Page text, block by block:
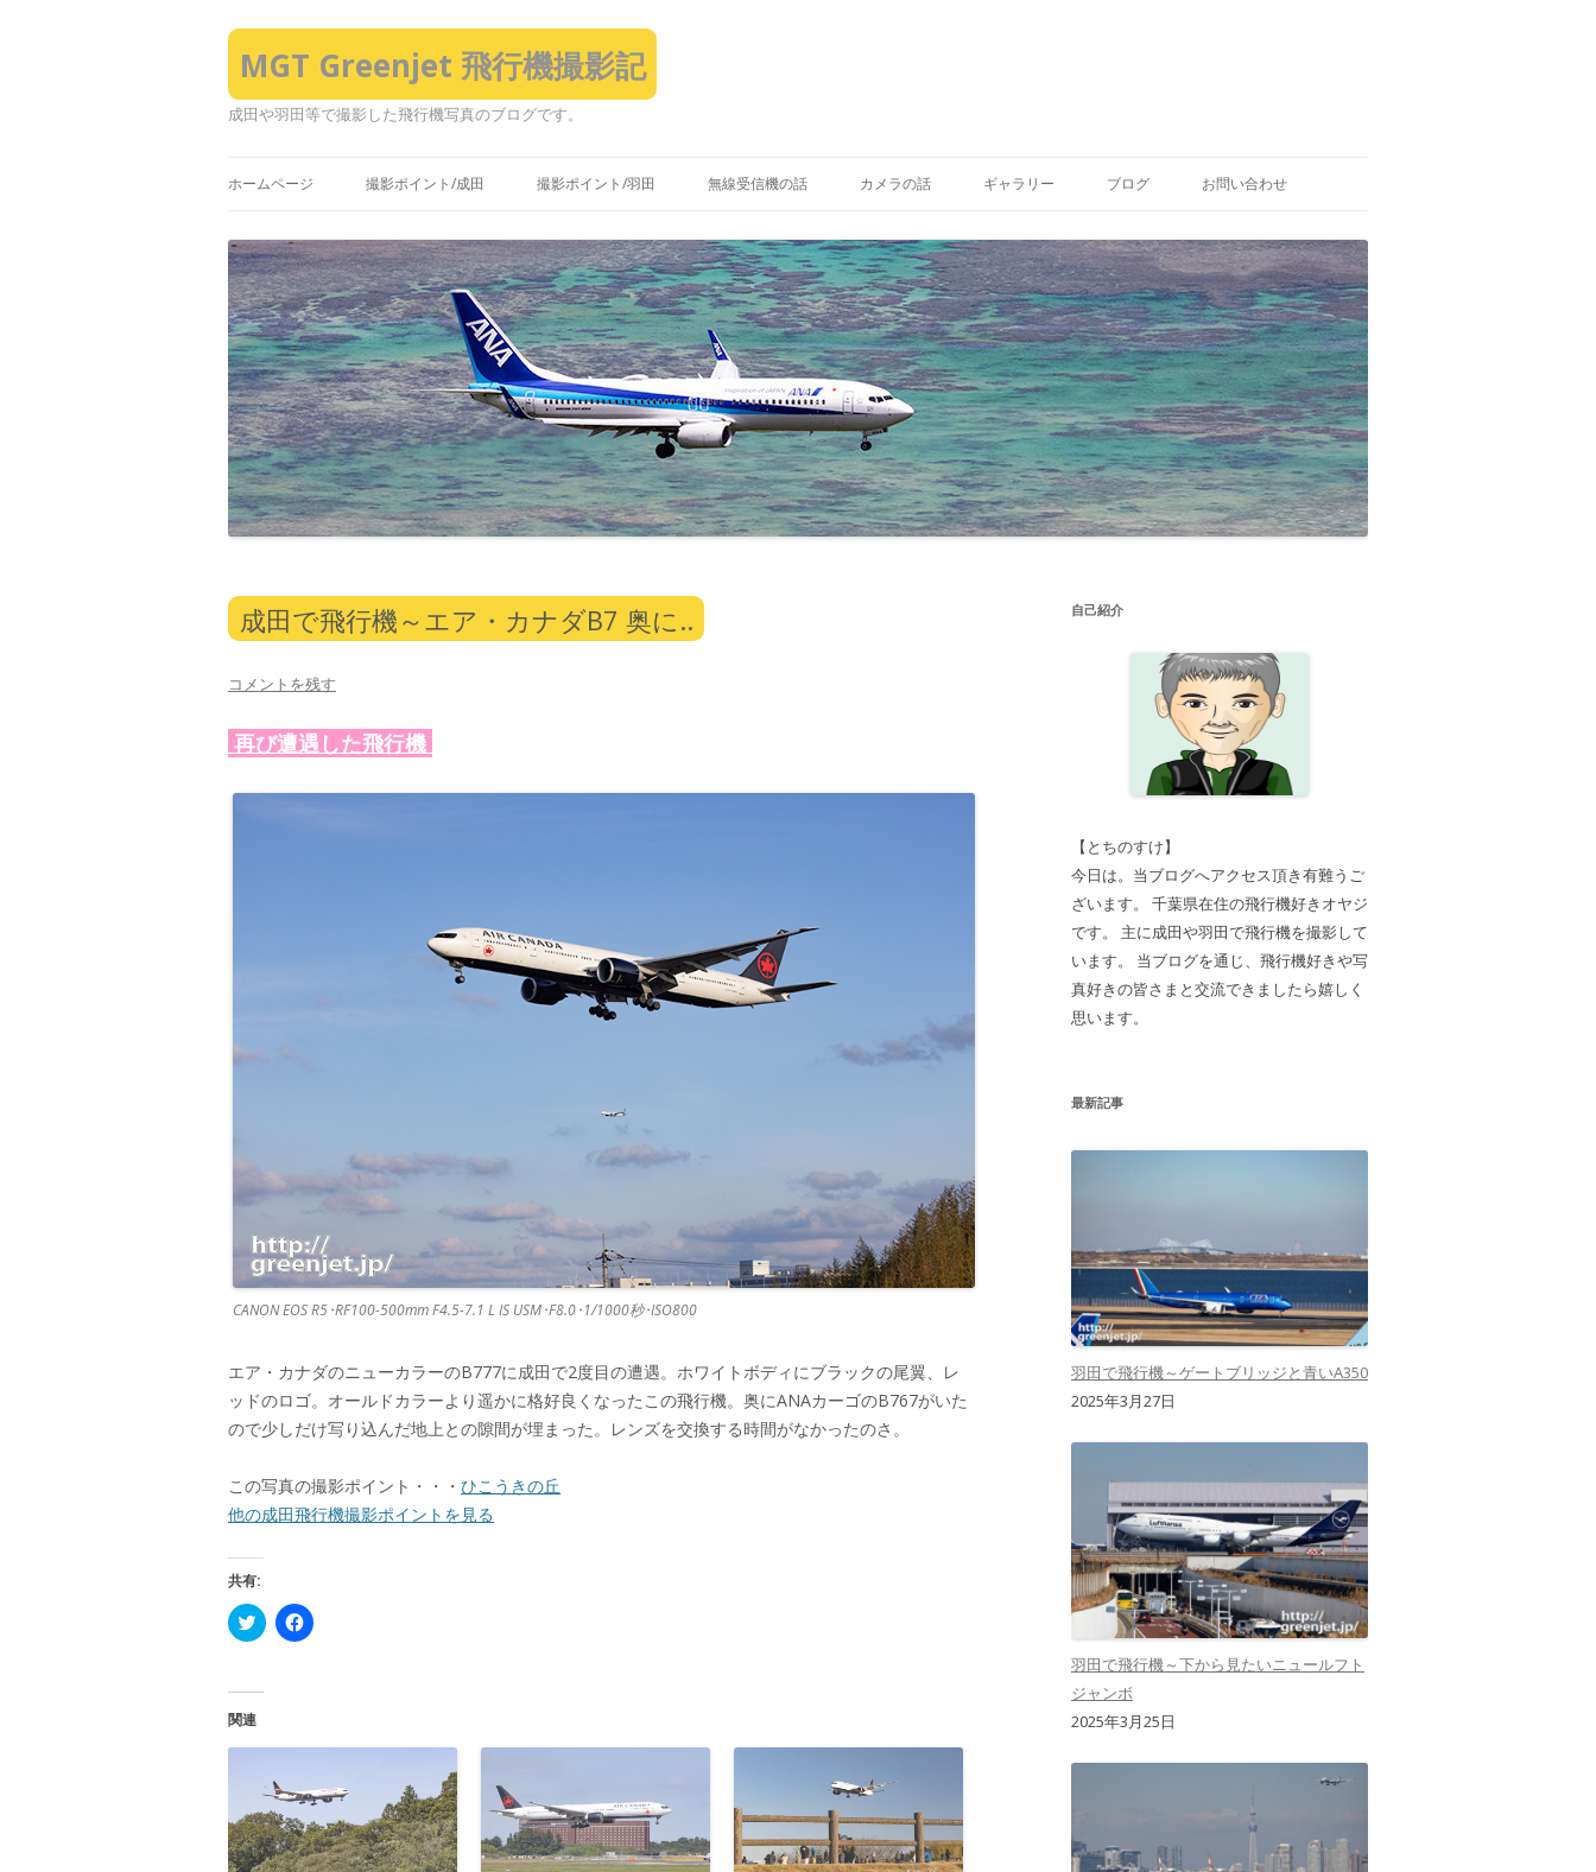
MGT Greenjet 飛行機撮影記
成田や羽田等で撮影した飛行機写真のブログです。
ン
テ
へ
ス
キ
ッ
プ
ホームページ 撮影ポイント/成田 撮影ポイント/羽田 無線受信機の話 カメラの話 ギャラリー ブログ お問い合わせ
成田で飛行機～エア・カナダB7 奥に..
コメントを残す
再び遭遇した飛行機
CANON EOS R5･RF100-500mm F4.5-7.1 L IS USM･F8.0･1/1000秒･ISO800
エア・カナダのニューカラーのB777に成田で2度目の遭遇。ホワイトボディにブラックの尾翼、レ
ッドのロゴ。オールドカラーより遥かに格好良くなったこの飛行機。奥にANAカーゴのB767がいた
ので少しだけ写り込んだ地上との隙間が埋まった。レンズを交換する時間がなかったのさ。
この写真の撮影ポイント・・・ ひこうきの丘
他の成田飛行機撮影ポイントを見る
共有:
ク
リ
て
i
e
で
共
有
(
F
a
で
す
る
に
は
ク
リ
関連
自己紹介
【とちのすけ】
今日は。当ブログへアクセス頂き有難うご
ざいます。 千葉県在住の飛行機好きオヤジ
です。 主に成田や羽田で飛行機を撮影して
います。 当ブログを通じ、飛行機好きや写
真好きの皆さまと交流できましたら嬉しく
思います。
最新記事
羽田で飛行機～ゲートブリッジと青いA350
2025年3月27日
羽田で飛行機～下から見たいニュールフト
ジャンボ
2025年3月25日